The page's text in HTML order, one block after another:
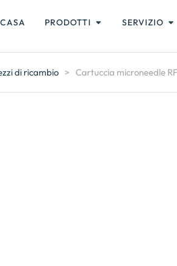
CASA PRODOTTI SERVIZIO
di ricambio > Cartuccia microneedle RF